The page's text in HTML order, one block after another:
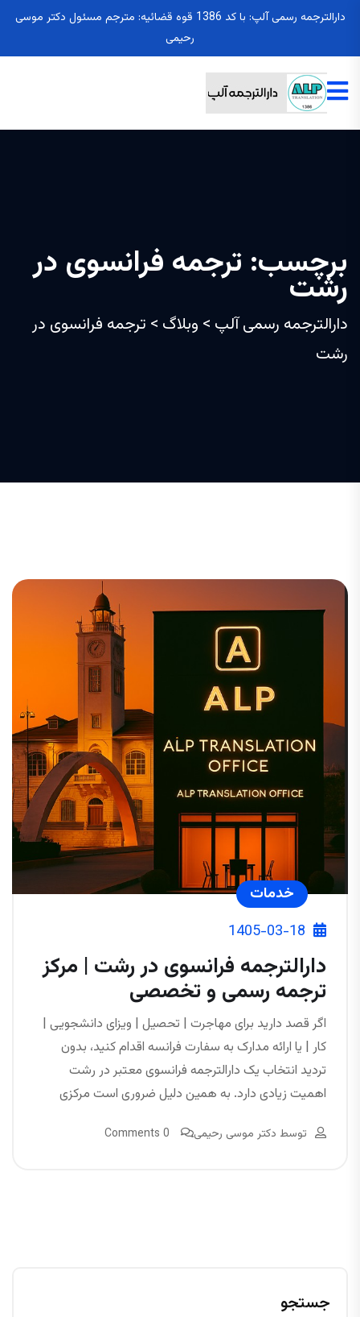
دارالترجمه رسمی آلپ: با کد 1386 قوه قضائیه: مترجم مسئول دکتر موسی
رحیمی
برچسب: ترجمه فرانسوی در
رشت
دارالترجمه رسمی آلپ > وبلاگ > ترجمه فرانسوی در
رشت
خدمات
1405-03-18
دارالترجمه فرانسوی در رشت | مرکز
ترجمه رسمی و تخصصی
اگر قصد دارید برای مهاجرت | تحصیل | ویزای دانشجویی |
کار | یا ارائه مدارک به سفارت فرانسه اقدام کنید، بدون
تردید انتخاب یک دارالترجمه فرانسوی معتبر در رشت
اهمیت زیادی دارد. به همین دلیل ضروری است مرکزی
توسط دکتر موسی رحیمی 0 Comments
جستجو